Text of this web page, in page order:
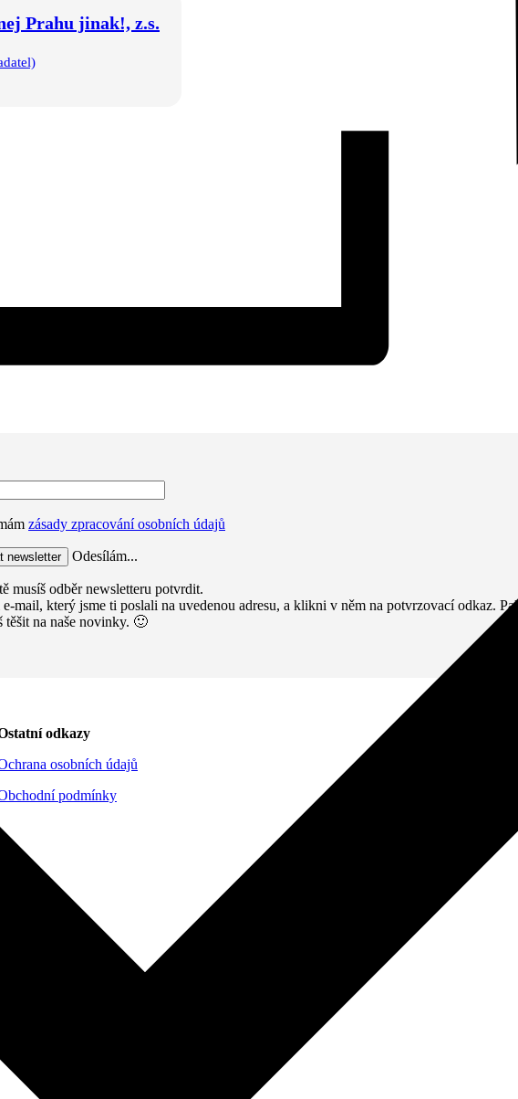
Prahu jinak!, z.s.
zásady zpracování osobních údajů
Odesílám...
musíš odběr newsletteru potvrdit.
mail, který jsme ti poslali na uvedenou adresu, a klikni v něm na potvrzovací odkaz. Pak
těšit na naše novinky. 🙂
odkazy
osobních údajů
podmínky